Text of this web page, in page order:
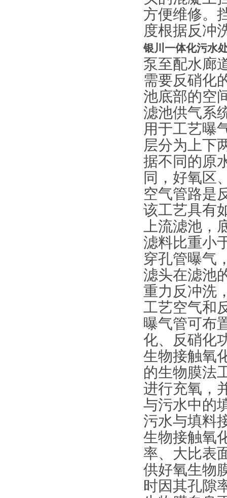
方便维修。
度根据反冲
银川一体化污水
泵至配水廊
需要反硝化
池底部的空
滤池供气系
用于工艺曝
层分为上下
据不同的原
同，好氧区
空气管路是
该工艺具有
上流滤池，
滤料比重小
穿孔管曝气
滤头在滤池
重力反冲洗
工艺空气和
曝气管可布
化、反硝化
生物接触氧
的生物膜法
进行充氧，
与污水中的
污水与填料
生物接触氧
率、大比表
供好氧生物
时因其孔隙